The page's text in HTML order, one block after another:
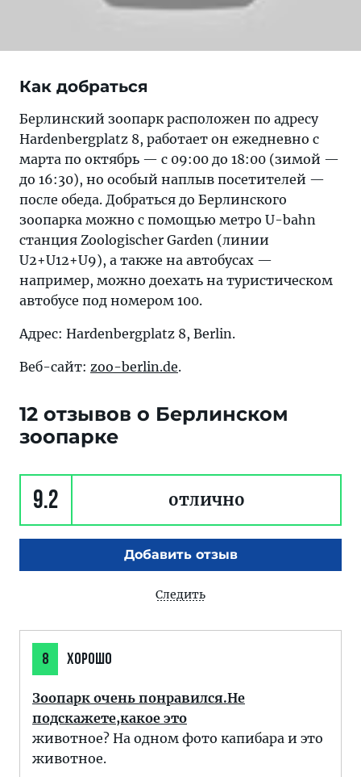
Как добраться
Берлинский зоопарк расположен по адресу
Hardenbergplatz 8, работает он ежедневно с
марта по октябрь — с 09:00 до 18:00 (зимой —
до 16:30), но особый наплыв посетителей —
после обеда. Добраться до Берлинского
зоопарка можно с помощью метро U-bahn
станция Zoologischer Garden (линии
U2+U12+U9), а также на автобусах —
например, можно доехать на туристическом
автобусе под номером 100.
Адрес: Hardenbergplatz 8, Berlin.
Веб-сайт: zoo-berlin.de.
12 отзывов о Берлинском
зоопарке
9.2 отлично
Добавить отзыв
Следить
8 ХОРОШО
Зоопарк очень понравился.Не
подскажете,какое это
животное? На одном фото капибара и это
животное.